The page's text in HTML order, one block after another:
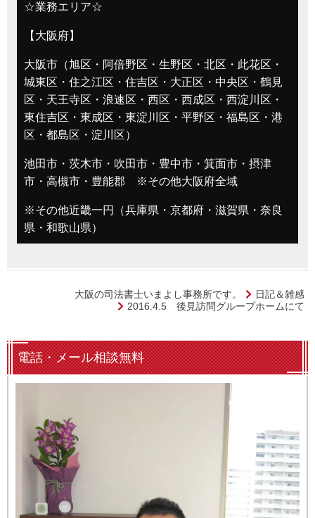
☆業務エリア☆
【大阪府】
大阪市（旭区・阿倍野区・生野区・北区・此花区・
城東区・住之江区・住吉区・大正区・中央区・鶴見
区・天王寺区・浪速区・西区・西成区・西淀川区・
東住吉区・東成区・東淀川区・平野区・福島区・港
区・都島区・淀川区）
池田市・茨木市・吹田市・豊中市・箕面市・摂津
市・高槻市・豊能郡 ※その他大阪府全域
※その他近畿一円（兵庫県・京都府・滋賀県・奈良
県・和歌山県）
大阪の司法書士いまよし事務所です。
日記＆雑感
2016.4.5 後見訪問グループホームにて
電話・メール相談無料